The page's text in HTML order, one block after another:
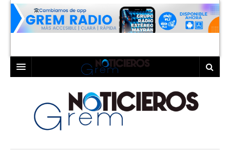
LAGUNA
TORREÓN
COAHUILA